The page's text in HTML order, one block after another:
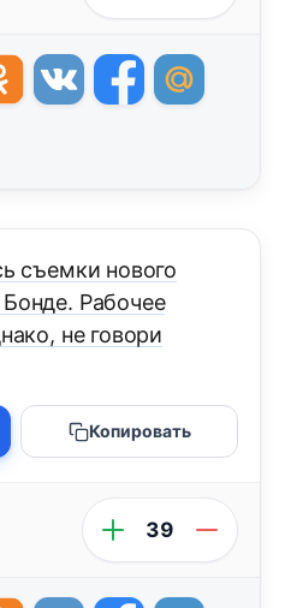
съемки нового
Рабочее
не говори
Копировать
39